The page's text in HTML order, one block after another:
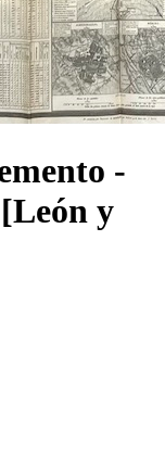
-
y